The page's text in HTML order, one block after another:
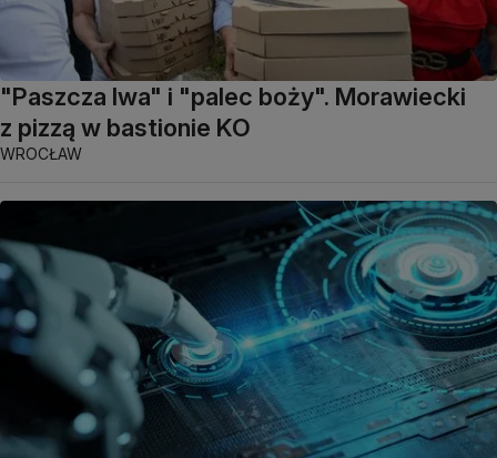
"Paszcza lwa" i "palec boży". Morawiecki
z pizzą w bastionie KO
WROCŁAW